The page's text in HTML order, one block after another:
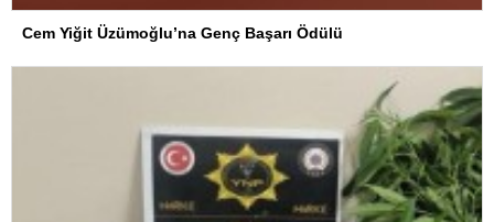
Cem Yiğit Üzümoğlu’na Genç Başarı Ödülü